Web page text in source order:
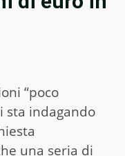
“poco
sta indagando
una seria di